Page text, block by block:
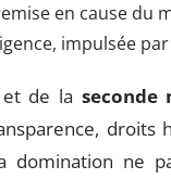
en cause du
impulsée
de la seconde
droits
domination ne